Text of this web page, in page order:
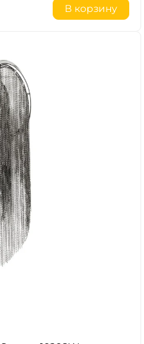
В корзину